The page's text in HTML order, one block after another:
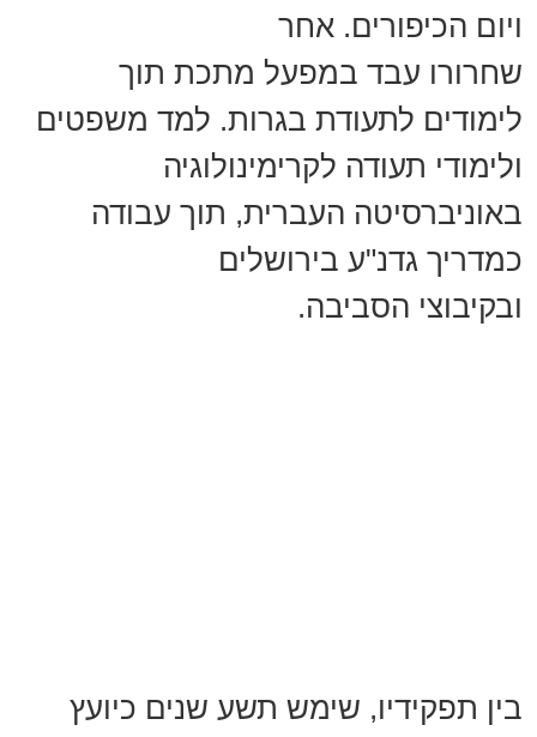
ויום הכיפורים. אחר
שחרורו עבד במפעל מתכת תוך
לימודים לתעודת בגרות. למד משפטים
ולימודי תעודה לקרימינולוגיה
באוניברסיטה העברית, תוך עבודה
כמדריך גדנ"ע בירושלים
ובקיבוצי הסביבה.
בין תפקידיו, שימש תשע שנים כיועץ